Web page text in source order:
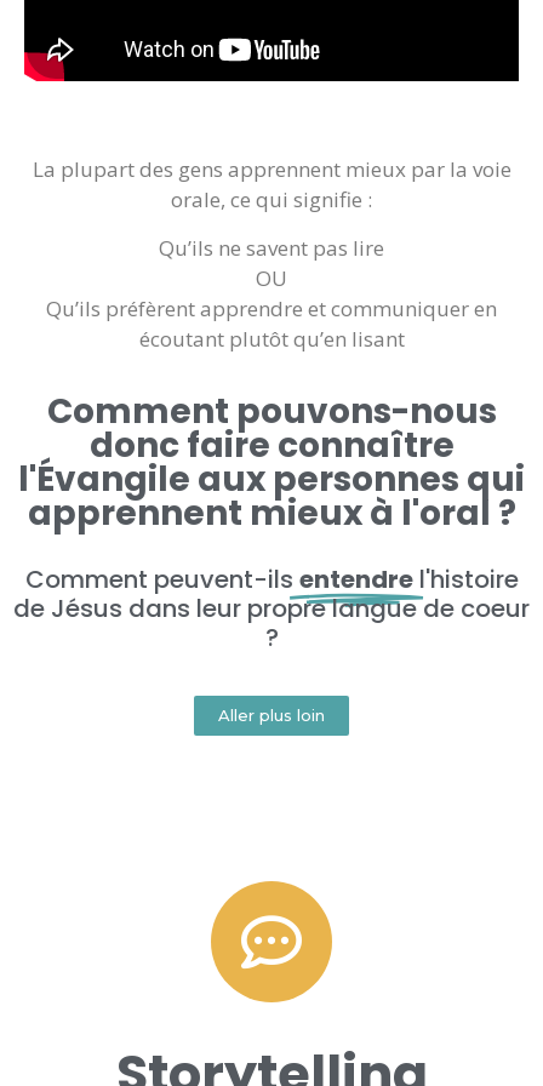
La plupart des gens apprennent mieux par la voie
orale, ce qui signifie :
Qu’ils ne savent pas lire
OU
Qu’ils préfèrent apprendre et communiquer en
écoutant plutôt qu’en lisant
Comment pouvons-nous
donc faire connaître
l'Évangile aux personnes qui
apprennent mieux à l'oral ?
Comment peuvent-ils entendre l'histoire
de Jésus dans leur propre langue de coeur
?
Aller plus loin